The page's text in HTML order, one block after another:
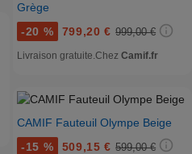
Grège
-20 % 799,20 € 999,00 €
Livraison gratuite. Chez Camif.fr
CAMIF Fauteuil Olympe Beige
-15 % 509,15 € 599,00 €